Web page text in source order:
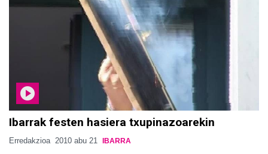
Ibarrak festen hasiera txupinazoarekin
Erredakzioa 2010 abu 21 IBARRA